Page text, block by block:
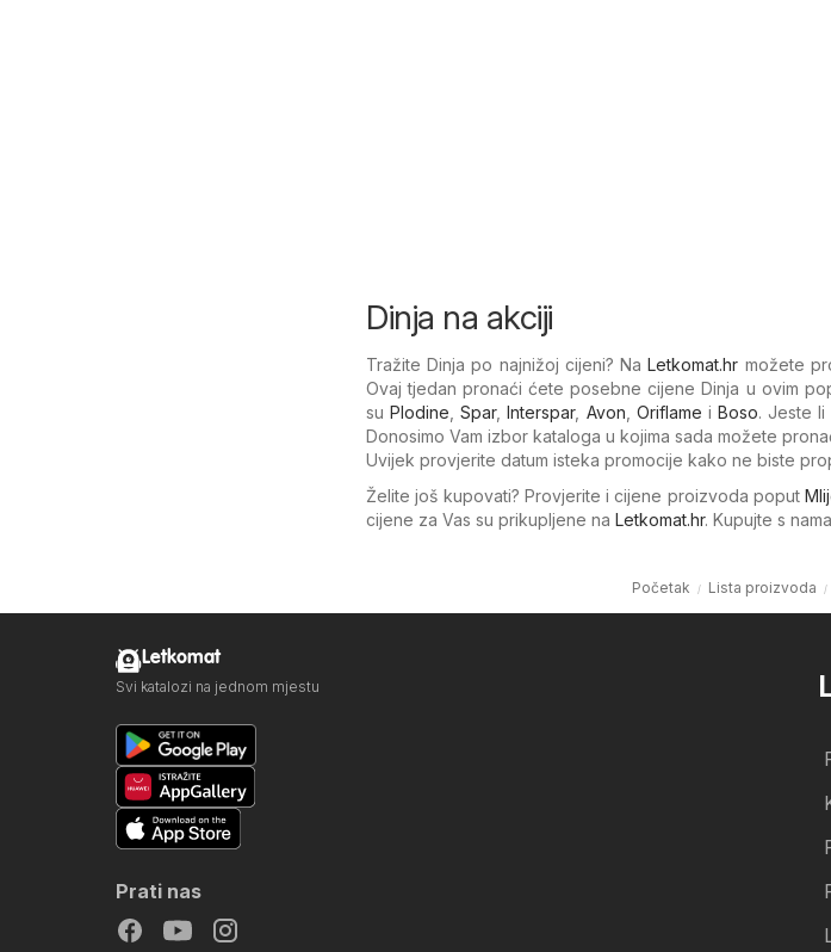
Dinja na akciji
Tražite Dinja po najnižoj cijeni? NaLetkomat.hr možete
Ovaj tjedan pronaći ćete posebne cijene Dinja u ovim
suPlodine ,Spar,Interspar, Avon Oriflame iBoso. Jeste li
Donosimo Vam izbor kataloga u kojima sada možete
Uvijek provjerite datum isteka promocije kako ne biste
Želite još kupovati? Provjerite i cijene proizvoda poput
cijene za Vas su prikupljene na Letkomat.hr. Kupujte s
Početak Lista proizvoda
Letkomat
Svi katalozi na jednom mjestu
Prati nas